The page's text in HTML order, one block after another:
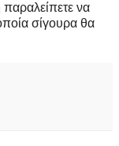
να
σίγουρα θα